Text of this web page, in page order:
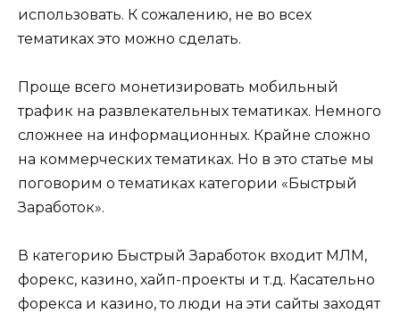
использовать. К сожалению, не во всех
тематиках это можно сделать.
Проще всего монетизировать мобильный
трафик на развлекательных тематиках. Немного
сложнее на информационных. Крайне сложно
на коммерческих тематиках. Но в это статье мы
поговорим о тематиках категории «Быстрый
Заработок».
В категорию Быстрый Заработок входит МЛМ,
форекс, казино, хайп-проекты и т.д. Касательно
форекса и казино, то люди на эти сайты заходят